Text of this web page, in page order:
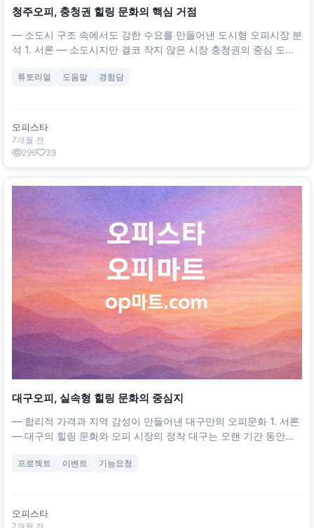
청주오피, 충청권 힐링 문화의 핵심 거점
― 소도시 구조 속에서도 강한 수요를 만들어낸 도시형 오피시장 분
석 1. 서론 ― 소도시지만 결코 작지 않은 시장 충청권의 중심 도시
기반에서도 상대적으로 조용한 도시다. 그러나 아이러니하게도 오
튜토리얼 도움말 경험담
오피스타
7개월 전
296
39
대구오피, 실속형 힐링 문화의 중심지
― 합리적 가격과 지역 감성이 만들어낸 대구만의 오피문화 1. 서론
— 대구의 힐링 문화와 오피 시장의 정착 대구는 오랜 기간 동안
운 기후, 도심 밀집 구조, 퇴근 후 여가 수요가 결합되면서 자연스럽
프로젝트 이벤트 기능요청
오피스타